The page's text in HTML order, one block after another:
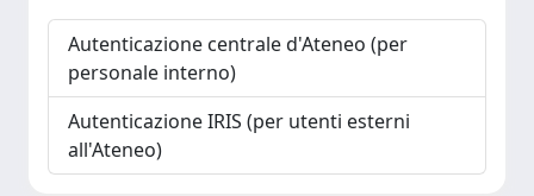
Autenticazione centrale d'Ateneo (per
personale interno)
Autenticazione IRIS (per utenti esterni
all'Ateneo)